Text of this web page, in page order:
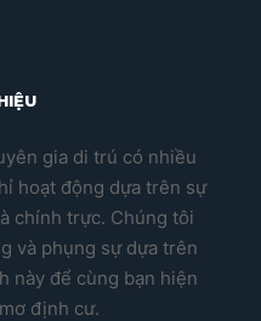
gia di trú có nhiều
hoạt động dựa trên sự
chính trực. Chúng tôi
và phụng sự dựa trên
này để cùng bạn hiện
định cư.